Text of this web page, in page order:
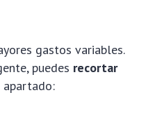
gastos variables.
puedes recortar
apartado: